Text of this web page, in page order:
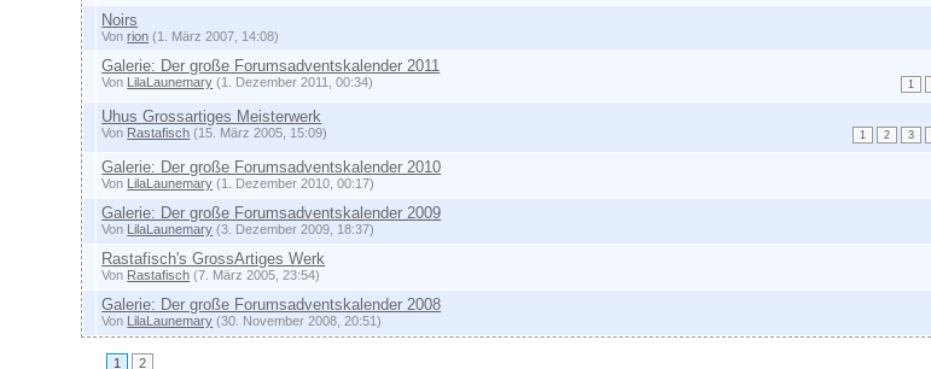
Noirs
Vonrion (1. März 2007, 14:08)
Galerie: Der große Forumsadventskalender 2011
1
Von LilaLaunemary (1. Dezember 2011, 00:34)
Uhus Grossartiges Meisterwerk
1 2 3
Von Rastafisch (15. März 2005, 15:09)
Galerie: Der große Forumsadventskalender 2010
Von LilaLaunemary (1. Dezember 2010, 00:17)
Galerie: Der große Forumsadventskalender 2009
Von LilaLaunemary (3. Dezember 2009, 18:37)
Rastafisch's GrossArtiges Werk
Von Rastafisch (7. März 2005, 23:54)
Galerie: Der große Forumsadventskalender 2008
Von LilaLaunemary (30. November 2008, 20:51)
1 2